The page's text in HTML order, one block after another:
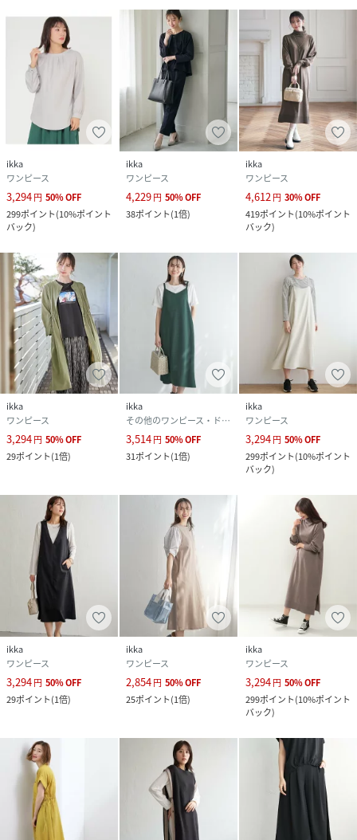
ikka
ワンピース
3,294円 50%OFF
299ポイント(10%ポイント
バック)
ikka
ワンピース
4,229円 50%OFF
38ポイント(1倍)
ikka
ワンピース
4,612 円 30%OFF
419ポイント(10%ポイント
バック)
ikka
ワンピース
3,294円 50%OFF
29ポイント(1倍)
ikka
その他のワンピース・ドレス
3,514円 50%OFF
31ポイント(1倍)
ikka
ワンピース
3,294円 50%OFF
299ポイント(10%ポイント
バック)
ikka
ワンピース
3,294円 50%OFF
29ポイント(1倍)
ikka
ワンピース
2,854円 50%OFF
25ポイント(1倍)
ikka
ワンピース
3,294円 50%OFF
299ポイント(10%ポイント
バック)